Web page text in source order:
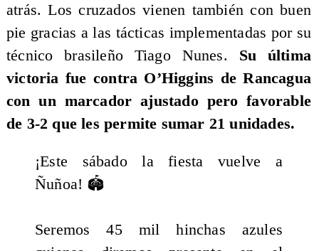
atrás. Los cruzados vienen también con buen
pie gracias a las tácticas implementadas por su
técnico brasileño Tiago Nunes. Su última
victoria fue contra O’Higgins de Rancagua
con un marcador ajustado pero favorable
de 3-2 que les permite sumar 21 unidades.
¡Este sábado la fiesta vuelve a
Ñuñoa! 🏟️
Seremos 45 mil hinchas azules